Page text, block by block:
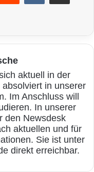
aktuell in der
in unserer
Im Anschluss will
In unserer
den Newsdesk
aktuellen und für
Sie ist unter
direkt erreichbar.